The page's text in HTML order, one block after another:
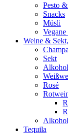
Pesto
Snacks
Müsli
Weine &
Sekt
Rosé
Tequila